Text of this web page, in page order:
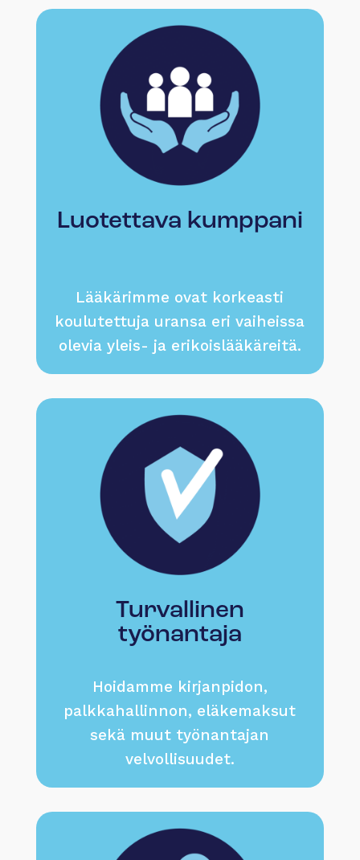
Luotettava kumppani
Lääkärimme ovat korkeasti
koulutettuja uransa eri vaiheissa
olevia yleis- ja erikoislääkäreitä.
Turvallinen
työnantaja
Hoidamme kirjanpidon,
palkkahallinnon, eläkemaksut
sekä muut työnantajan
velvollisuudet.